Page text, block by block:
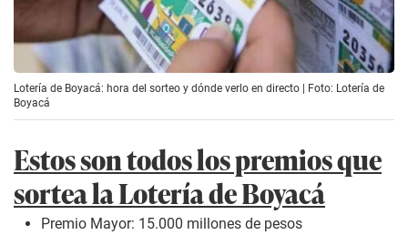
Lotería de Boyacá: hora del sorteo y dónde verlo en directo | Foto: Lotería de
Boyacá
Estos son todos los premios que
sortea la Lotería de Boyacá
Premio Mayor: 15.000 millones de pesos